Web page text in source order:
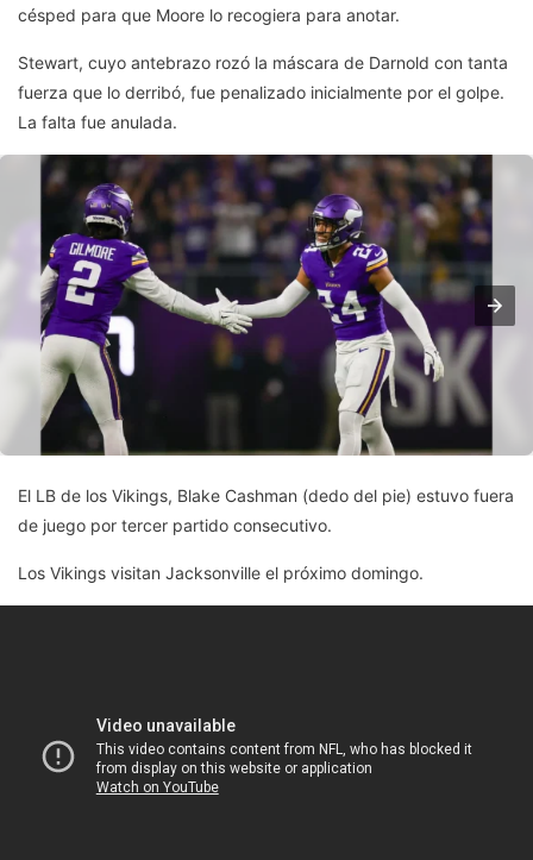
césped para que Moore lo recogiera para anotar.
Stewart, cuyo antebrazo rozó la máscara de Darnold con tanta
fuerza que lo derribó, fue penalizado inicialmente por el golpe.
La falta fue anulada.
El LB de los Vikings, Blake Cashman (dedo del pie) estuvo fuera
de juego por tercer partido consecutivo.
Los Vikings visitan Jacksonville el próximo domingo.